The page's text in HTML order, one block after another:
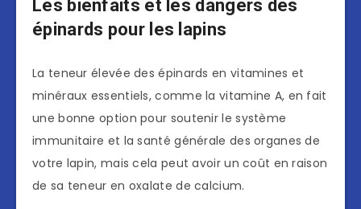
Les bienfaits et les dangers des
épinards pour les lapins
La teneur élevée des épinards en vitamines et
minéraux essentiels, comme la vitamine A, en fait
une bonne option pour soutenir le système
immunitaire et la santé générale des organes de
votre lapin, mais cela peut avoir un coût en raison
de sa teneur en oxalate de calcium.